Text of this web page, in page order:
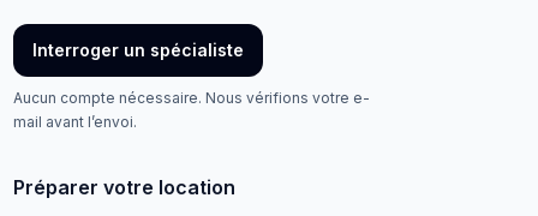
Interroger un spécialiste
Aucun compte nécessaire. Nous vérifions votre e-
mail avant l’envoi.
Préparer votre location